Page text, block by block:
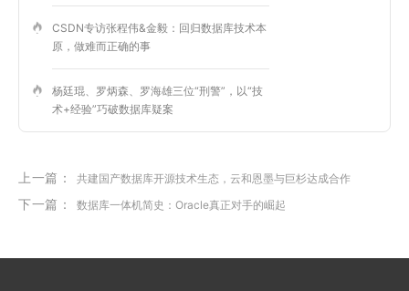
CSDN专访张程伟&金毅：回归数据库技术本
原，做难而正确的事
杨廷琨、罗炳森、罗海雄三位“刑警”，以“技
术+经验”巧破数据库疑案
上一篇： 共建国产数据库开源技术生态，云和恩墨与巨杉达成合作
下一篇： 数据库一体机简史：Oracle真正对手的崛起